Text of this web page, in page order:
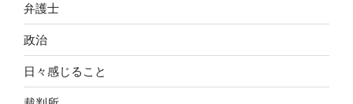
弁護士
政治
日々感じること